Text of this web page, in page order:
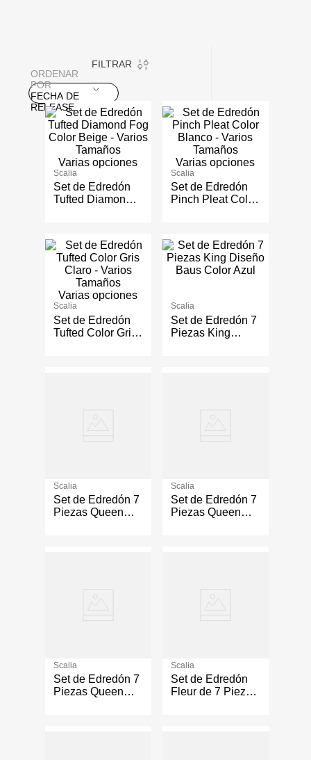
FILTRAR
ORDENAR
POR
FECHA DE
RELEASE
Varias opciones
Scalia
Set de Edredón
Tufted Diamond
Varias opciones
Scalia
Set de Edredón
Pinch Pleat Color
Varias opciones
Scalia
Set de Edredón
Tufted Color Gris
Scalia
Set de Edredón 7
Piezas King
Scalia
Set de Edredón 7
Piezas Queen
Scalia
Set de Edredón 7
Piezas Queen
Scalia
Set de Edredón 7
Piezas Queen
Scalia
Set de Edredón
Fleur de 7 Piezas